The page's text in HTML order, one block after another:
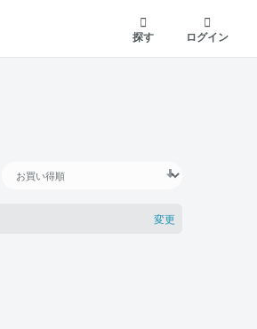
探す
ログイン
変更